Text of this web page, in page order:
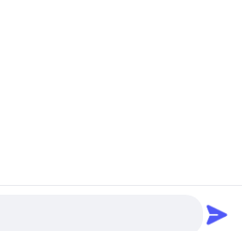
. Διατηρούνται όλα τα πνευματικά